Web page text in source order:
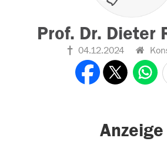
Prof. Dr. Dieter
04.12.2024
Anzeige